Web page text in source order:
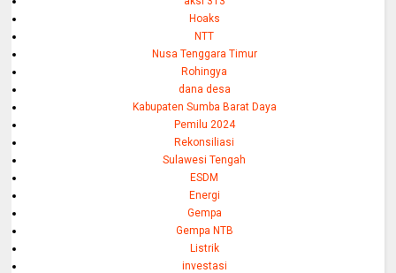
Hoaks
NTT
Nusa Tenggara Timur
Rohingya
dana desa
Kabupaten Sumba Barat Daya
Pemilu 2024
Rekonsiliasi
Sulawesi Tengah
ESDM
Energi
Gempa
Gempa NTB
Listrik
investasi